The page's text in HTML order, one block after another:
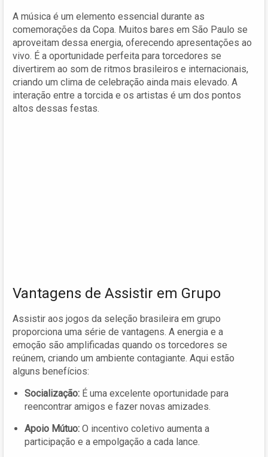
A música é um elemento essencial durante as
comemorações da Copa. Muitos bares em São Paulo se
aproveitam dessa energia, oferecendo apresentações ao
vivo. É a oportunidade perfeita para torcedores se
divertirem ao som de ritmos brasileiros e internacionais,
criando um clima de celebração ainda mais elevado. A
interação entre a torcida e os artistas é um dos pontos
altos dessas festas.
Vantagens de Assistir em Grupo
Assistir aos jogos da seleção brasileira em grupo
proporciona uma série de vantagens. A energia e a
emoção são amplificadas quando os torcedores se
reúnem, criando um ambiente contagiante. Aqui estão
alguns benefícios:
Socialização: É uma excelente oportunidade para
reencontrar amigos e fazer novas amizades.
Apoio Mútuo: O incentivo coletivo aumenta a
participação e a empolgação a cada lance.